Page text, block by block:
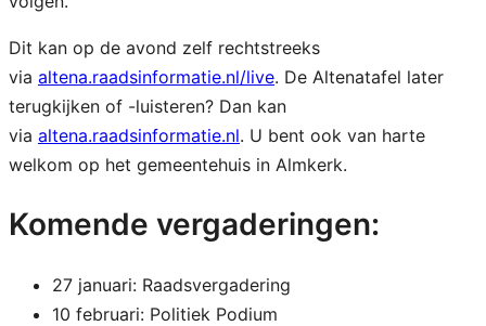
Dit kan op de avond zelf rechtstreeks
via altena.raadsinformatie.nl/live. De Altenatafel later
terugkijken of -luisteren? Dan kan
via altena.raadsinformatie.nl. U bent ook van harte
welkom op het gemeentehuis in Almkerk.
Komende vergaderingen:
27 januari: Raadsvergadering
10 februari: Politiek Podium